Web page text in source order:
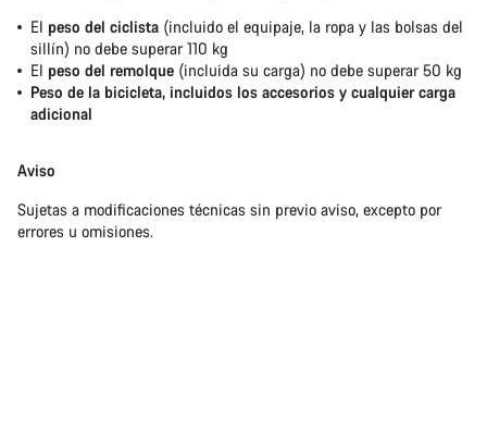
El peso del ciclista (incluido el equipaje, la ropa y las bolsas del
sillín) no debe superar 110 kg
El peso del remolque (incluida su carga) no debe superar 50 kg
Peso de la bicicleta, incluidos los accesorios y cualquier carga
adicional
Aviso
Sujetas a modificaciones técnicas sin previo aviso, excepto por
errores u omisiones.